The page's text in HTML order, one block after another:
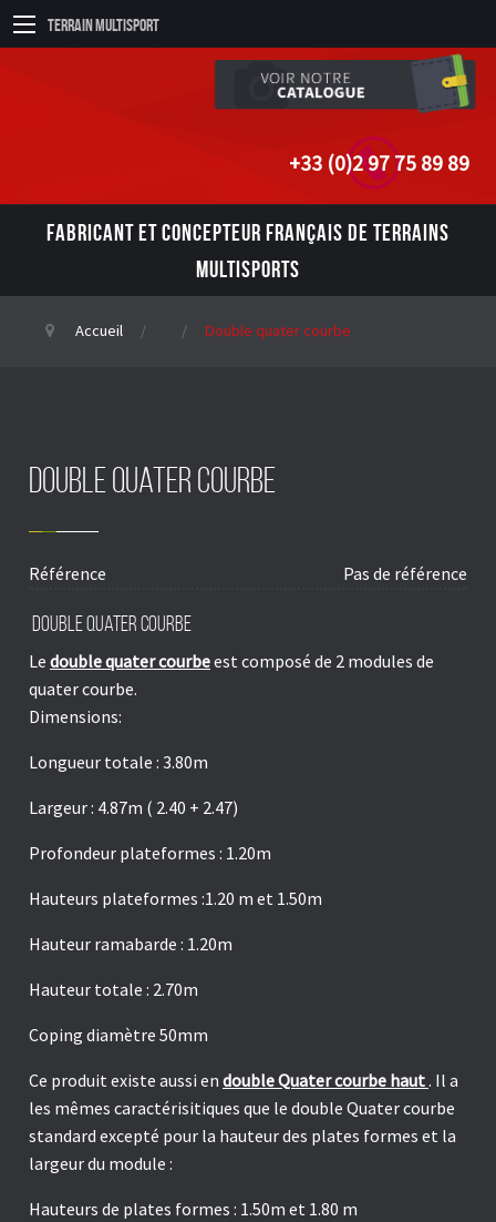
Terrain Multisport
+33 (0)2 97 75 89 89
FABRICANT ET CONCEPTEUR FRANÇAIS DE TERRAINS
MULTISPORTS
Accueil Double quater courbe
Double quater courbe
Référence Pas de référence
Double quater courbe
Le double quater courbeest composé de 2 modules de
quater courbe.
Dimensions:
Longueur totale : 3.80m
Largeur : 4.87m ( 2.40 + 2.47)
Profondeur plateformes : 1.20m
Hauteurs plateformes :1.20 m et 1.50m
Hauteur ramabarde : 1.20m
Hauteur totale : 2.70m
Coping diamètre 50mm
Ce produit existe aussi en double Quater courbe haut. Il a
les mêmes caractérisitiques que le double Quater courbe
standard excepté pour la hauteur des plates formes et la
largeur du module :
Hauteurs de plates formes : 1.50m et 1.80 m